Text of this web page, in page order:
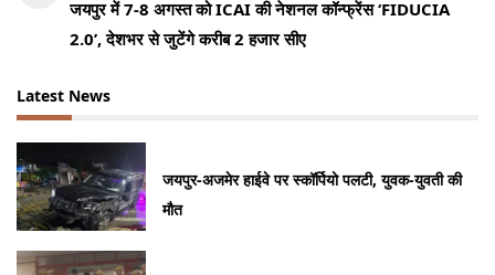
जयपुर में 7-8 अगस्त को ICAI की नेशनल कॉन्फ्रेंस ‘FIDUCIA
2.0’, देशभर से जुटेंगे करीब 2 हजार सीए
Latest News
जयपुर-अजमेर हाईवे पर स्कॉर्पियो पलटी, युवक-युवती की
मौत